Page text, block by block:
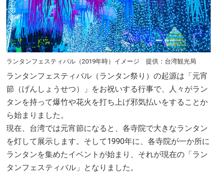
ランタンフェスティバル（2019年時）イメージ 提供：台湾観光局
ランタンフェスティバル（ランタン祭り）の起源は「元宵
節（げんしょうせつ）」をお祝いする行事で、人々がラン
タンを持って爆竹や花火を打ち上げ邪気払いをすることか
ら始まりました。
現在、台湾では元宵節になると、各寺院で大きなランタン
を灯して展示します。そして1990年に、各寺院が一か所に
ランタンを集めたイベントが始まり、それが現在の「ラン
タンフェスティバル」となりました。